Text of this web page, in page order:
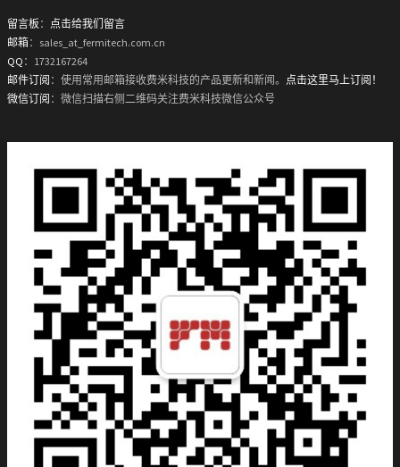
留言板 ： 点击给我们留言
邮箱：sales_at_fermitech.com.cn
QQ ：1732167264
邮件订阅 ：使用常用邮箱接收费米科技的产品更新和新闻。 点击这里马上订阅！
微信订阅 ：微信扫描右侧二维码关注费米科技微信公众号